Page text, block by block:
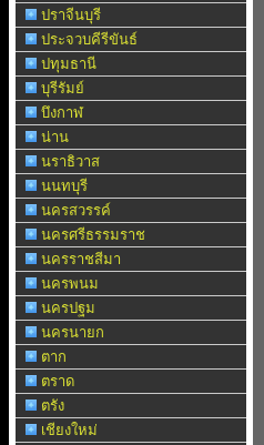
ปราจีนบุรี
ประจวบคีรีขันธ์
ปทุมธานี
บุรีรัมย์
บึงกาฬ
น่าน
นราธิวาส
นนทบุรี
นครสวรรค์
นครศรีธรรมราช
นครราชสีมา
นครพนม
นครปฐม
นครนายก
ตาก
ตราด
ตรัง
เชียงใหม่